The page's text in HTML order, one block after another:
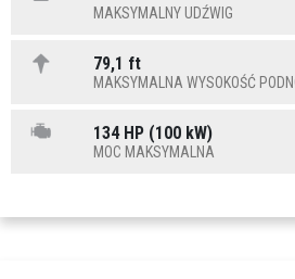
MAKSYMALNY UDŹWIG
79,1 ft
MAKSYMALNA WYSOKOŚĆ
134 HP (100 kW)
MOC MAKSYMALNA